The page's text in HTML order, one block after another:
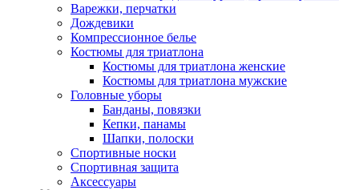
Варежки, перчатки
Дождевики
Компрессионное белье
Костюмы для триатлона
Костюмы для триатлона женские
Костюмы для триатлона мужские
Головные уборы
Банданы, повязки
Кепки, панамы
Шапки, полоски
Спортивные носки
Спортивная защита
Аксессуары